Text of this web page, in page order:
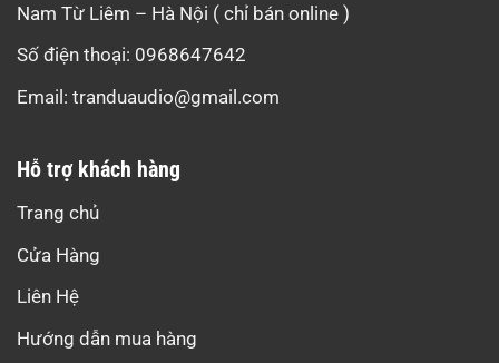
Nam Từ Liêm – Hà Nội ( chỉ bán online )
Số điện thoại: 0968647642
Email: tranduaudio@gmail.com
Hỗ trợ khách hàng
Trang chủ
Cửa Hàng
Liên Hệ
Hướng dẫn mua hàng